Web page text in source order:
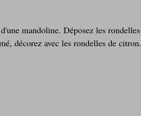
mandoline. Déposez les rondelles
décorez avec les rondelles de citron.